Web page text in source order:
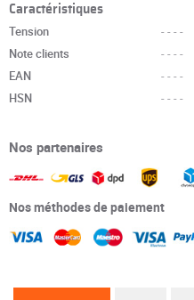
Caractéristiques
Tension ----
Note clients
----
EAN
----
HSN
----
Nos partenaires
Nos méthodes de paiement